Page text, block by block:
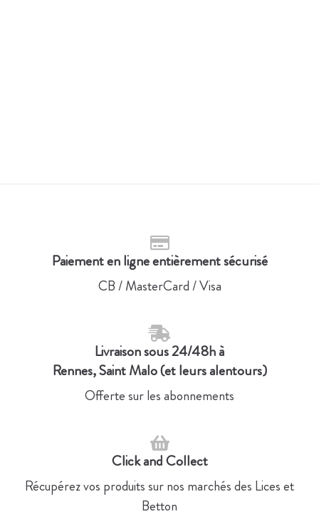
Paiement en ligne entièrement sécurisé
CB / MasterCard / Visa
Livraison sous 24/48h à
Rennes, Saint Malo (et leurs alentours)
Offerte sur les abonnements
Click and Collect
Récupérez vos produits sur nos marchés des Lices et
Betton